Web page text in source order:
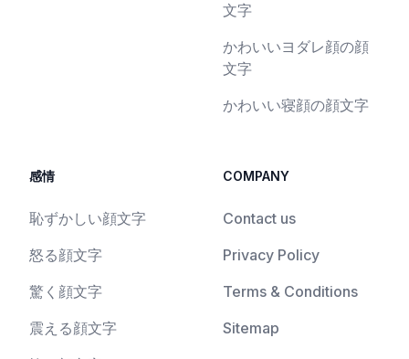
文字
かわいいヨダレ顔の顔
文字
かわいい寝顔の顔文字
感情
恥ずかしい顔文字
怒る顔文字
驚く顔文字
震える顔文字
COMPANY
Contact us
Privacy Policy
Terms & Conditions
Sitemap